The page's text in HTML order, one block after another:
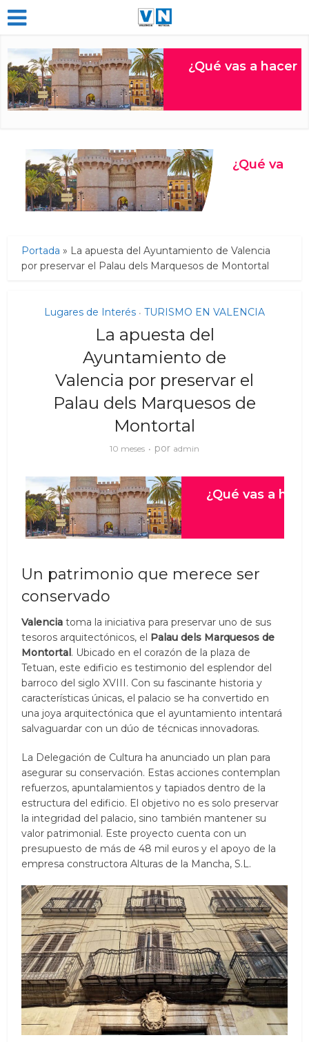
Portada » La apuesta del Ayuntamiento de Valencia
por preservar el Palau dels Marquesos de Montortal
Lugares de Interés • TURISMO EN VALENCIA
La apuesta del
Ayuntamiento de
Valencia por preservar el
Palau dels Marquesos de
Montortal
10 meses por admin
Un patrimonio que merece ser
conservado
Valencia toma la iniciativa para preservar uno de sus
tesoros arquitectónicos, el Palau dels Marquesos de
Montortal. Ubicado en el corazón de la plaza de
Tetuan, este edificio es testimonio del esplendor del
barroco del siglo XVIII. Con su fascinante historia y
características únicas, el palacio se ha convertido en
una joya arquitectónica que el ayuntamiento intentará
salvaguardar con un dúo de técnicas innovadoras.
La Delegación de Cultura ha anunciado un plan para
asegurar su conservación. Estas acciones contemplan
refuerzos, apuntalamientos y tapiados dentro de la
estructura del edificio. El objetivo no es solo preservar
la integridad del palacio, sino también mantener su
valor patrimonial. Este proyecto cuenta con un
presupuesto de más de 48 mil euros y el apoyo de la
empresa constructora Alturas de la Mancha, S.L.